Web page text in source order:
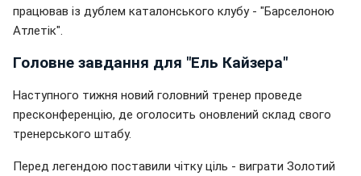
працював із дублем каталонського клубу - "Барселоною
Атлетік".
Головне завдання для "Ель Кайзера"
Наступного тижня новий головний тренер проведе
пресконференцію, де оголосить оновлений склад свого
тренерського штабу.
Перед легендою поставили чітку ціль - виграти Золотий